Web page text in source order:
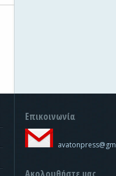
Επικοινωνία